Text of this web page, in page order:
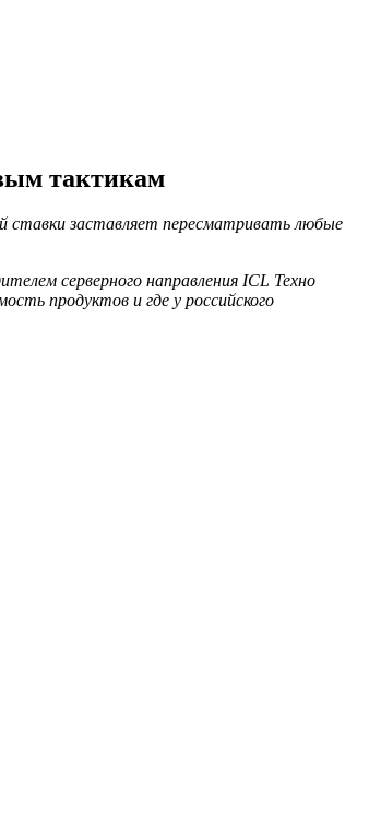
тактикам
ставки заставляет пересматривать любые
серверного направления ICL Техно
продуктов и где у российского